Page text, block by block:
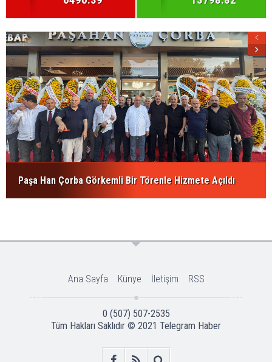
Paşa Han Çorba Görkemli Bir Törenle Hizmete Açıldı
Ana Sayfa Künye İletişim RSS
0 (507) 507-2535
Tüm Hakları Saklıdır © 2021 Telegram Haber